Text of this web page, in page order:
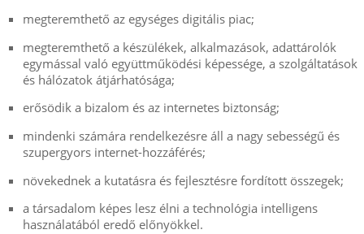
megteremthető az egységes digitális piac;
megteremthető a készülékek, alkalmazások, adattárolók
egymással való együttműködési képessége, a szolgáltatások
és hálózatok átjárhatósága;
erősödik a bizalom és az internetes biztonság;
mindenki számára rendelkezésre áll a nagy sebességű és
szupergyors internet-hozzáférés;
növekednek a kutatásra és fejlesztésre fordított összegek;
a társadalom képes lesz élni a technológia intelligens
használatából eredő előnyökkel.